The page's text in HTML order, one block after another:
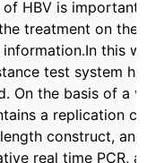
HBV is important,
treatment on the
information.In this
test system
On the basis of a
a replication
construct,
real time PCR, a